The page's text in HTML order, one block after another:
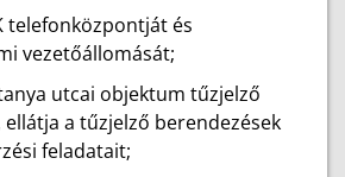
telefonközpontját és
vezetőállomását;
utcai objektum tűzjelző
a tűzjelző berendezések
feladatait;